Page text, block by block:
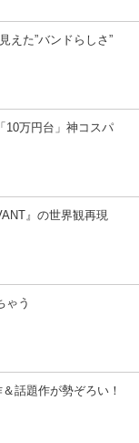
えた”バンドらしさ”
10万円台」神コスパ
』の世界観再現
ゃう
話題作が勢ぞろい！